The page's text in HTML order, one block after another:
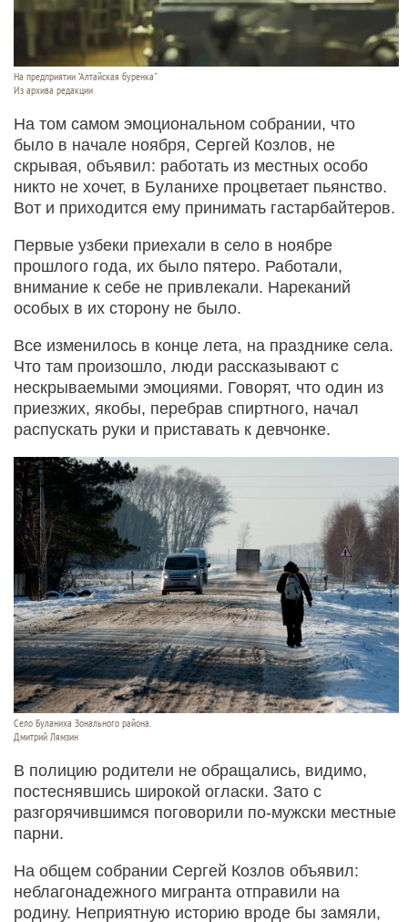
На предприятии "Алтайская буренка"
Из архива редакции
На том самом эмоциональном собрании, что
было в начале ноября, Сергей Козлов, не
скрывая, объявил: работать из местных особо
никто не хочет, в Буланихе процветает пьянство.
Вот и приходится ему принимать гастарбайтеров.
Первые узбеки приехали в село в ноябре
прошлого года, их было пятеро. Работали,
внимание к себе не привлекали. Нареканий
особых в их сторону не было.
Все изменилось в конце лета, на празднике села.
Что там произошло, люди рассказывают с
нескрываемыми эмоциями. Говорят, что один из
приезжих, якобы, перебрав спиртного, начал
распускать руки и приставать к девчонке.
Село Буланиха Зонального района.
Дмитрий Лямзин
В полицию родители не обращались, видимо,
постеснявшись широкой огласки. Зато с
разгорячившимся поговорили по-мужски местные
парни.
На общем собрании Сергей Козлов объявил:
неблагонадежного мигранта отправили на
родину. Неприятную историю вроде бы замяли,